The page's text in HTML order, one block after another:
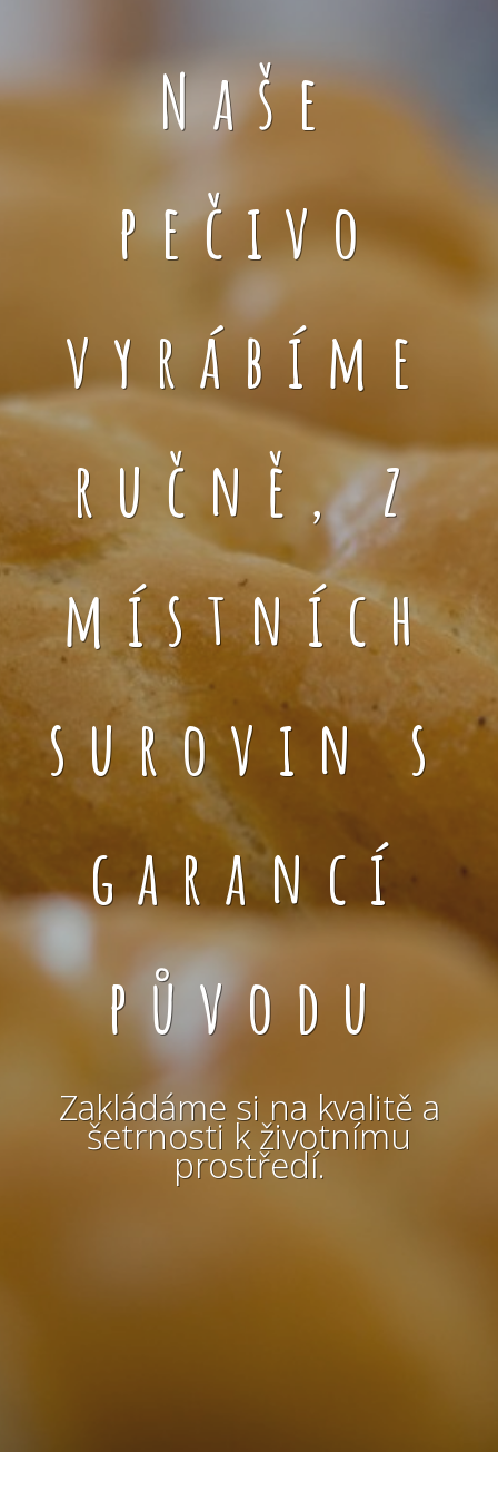
Naše
pečivo
vyrábíme
ručně, z
místních
surovin s
garancí
původu
Zakládáme si na kvalitě a
šetrnosti k životnímu
prostředí.